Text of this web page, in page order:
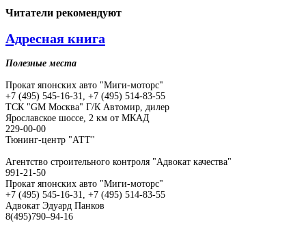
Читатели рекомендуют
Адресная книга
Полезные места
Прокат японских авто "Миги-моторс"
+7 (495) 545-16-31, +7 (495) 514-83-55
ТСК "GM Москва" Г/К Автомир, дилер
Ярославское шоссе, 2 км от МКАД
229-00-00
Тюнинг-центр "АТТ"
Агентство строительного контроля "Адвокат качества"
991-21-50
Прокат японских авто "Миги-моторс"
+7 (495) 545-16-31, +7 (495) 514-83-55
Адвокат Эдуард Панков
8(495)790–94-16